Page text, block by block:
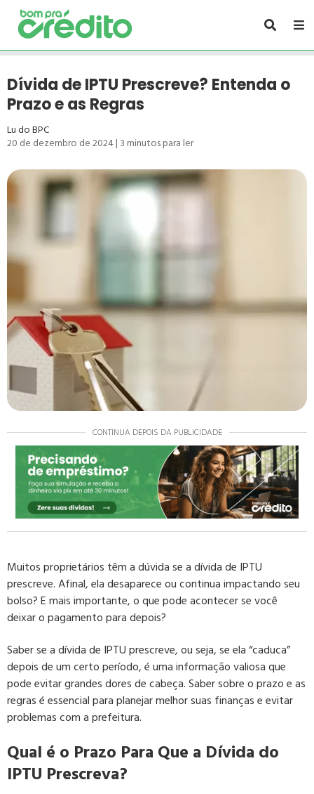
Dívida de IPTU Prescreve? Entenda o
Prazo e as Regras
Lu do BPC
20 de dezembro de 2024| 3minutos para ler
CONTINUA DEPOIS DA PUBLICIDADE
Muitos proprietários têm a dúvida se a dívida de IPTU
prescreve. Afinal, ela desaparece ou continua impactando seu
bolso? E mais importante, o que pode acontecer se você
deixar o pagamento para depois?
Saber se a dívida de IPTU prescreve, ou seja, se ela “caduca”
depois de um certo período, é uma informação valiosa que
pode evitar grandes dores de cabeça. Saber sobre o prazo e as
regras é essencial para planejar melhor suas finanças e evitar
problemas com a prefeitura.
Qual é o Prazo Para Que a Dívida do
IPTU Prescreva?